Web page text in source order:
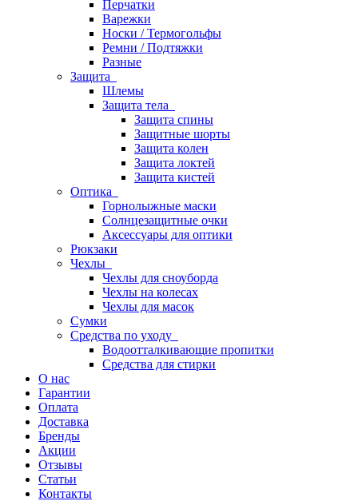
Перчатки
Варежки
Носки / Термогольфы
Ремни / Подтяжки
Разные
Защита
Шлемы
Защита тела
Защита спины
Защитные шорты
Защита колен
Защита локтей
Защита кистей
Оптика
Горнолыжные маски
Солнцезащитные очки
Аксессуары для оптики
Рюкзаки
Чехлы
Чехлы для сноуборда
Чехлы на колесах
Чехлы для масок
Сумки
Средства по уходу
Водоотталкивающие пропитки
Средства для стирки
О нас
Гарантии
Оплата
Доставка
Бренды
Акции
Отзывы
Статьи
Контакты